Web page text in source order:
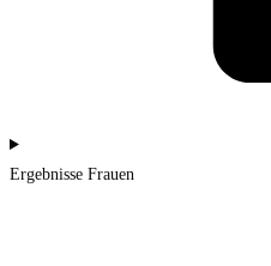
Ergebnisse Frauen